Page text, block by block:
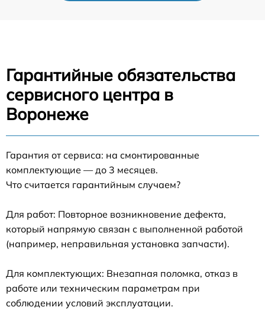
Гарантийные обязательства
сервисного центра в
Воронеже
Гарантия от сервиса: на смонтированные
комплектующие — до 3 месяцев.
Что считается гарантийным случаем?
Для работ: Повторное возникновение дефекта,
который напрямую связан с выполненной работой
(например, неправильная установка запчасти).
Для комплектующих: Внезапная поломка, отказ в
работе или техническим параметрам при
соблюдении условий эксплуатации.